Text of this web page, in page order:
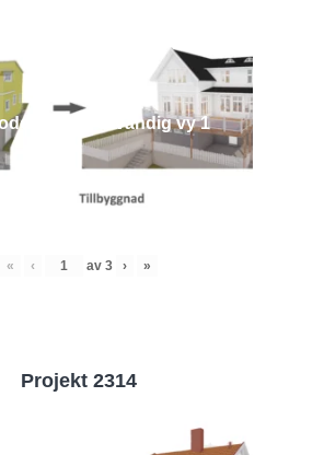
1970 - Utvändig vy 1
« ‹ av 3 › »
Projekt 2314